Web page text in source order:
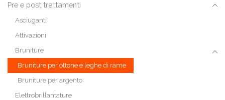
Pre e post trattamenti
Asciuganti
Attivazioni
Bruniture
Bruniture per ottone e leghe di rame
Bruniture per argento
Elettrobrillantature